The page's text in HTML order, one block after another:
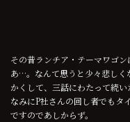
その昔ランチア・テーマワゴ
あ…。なんて思うと少々悲しく
かくして、三話にわたって続
なみにP社さんの回し者でもタ
ですのであしからず。